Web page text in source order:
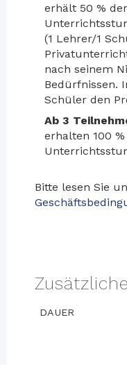
erhält 50 %
(1 Lehrer/1
nach seinem
Bedürfnissen.
Schüler den
Ab 3
erhalten 100
Bitte lesen Sie
DAUER